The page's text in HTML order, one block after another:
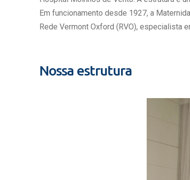
Em funcionamento desde 1927, a
Rede Vermont Oxford (RVO), especialista
Nossa estrutura